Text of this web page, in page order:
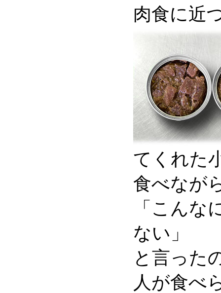
肉食に近
てくれた
食べなが
「こん
ない」
と言った
人が食べ